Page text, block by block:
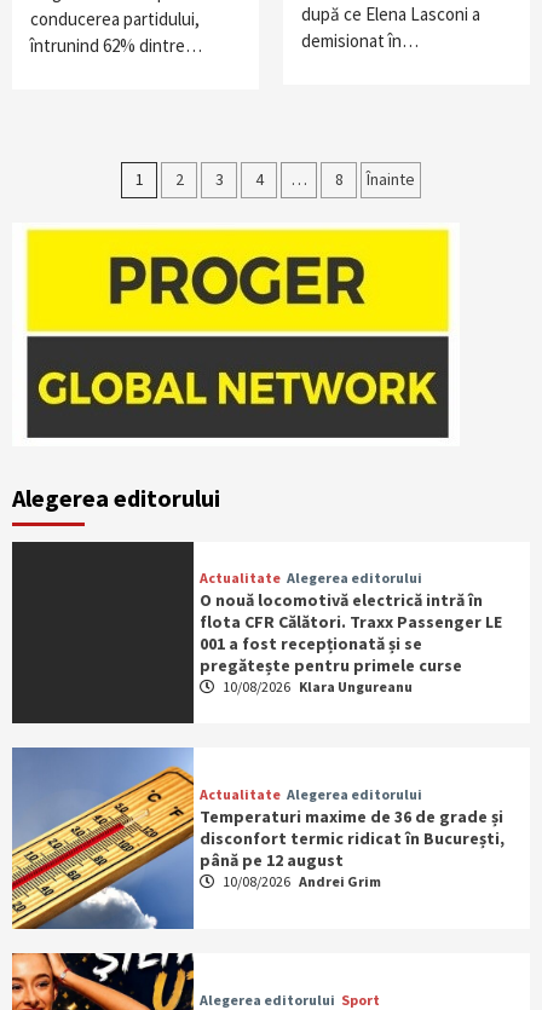
conducerea partidului,
întrunind 62% dintre…
după ce Elena Lasconi a
demisionat în…
Paginație
articole
1 2 3 4 … 8 Înainte
Alegerea editorului
Actualitate Alegerea editorului
O nouă locomotivă electrică intră în
flota CFR Călători. Traxx Passenger LE
001 a fost recepționată și se
pregătește pentru primele curse
10/08/2026 Klara Ungureanu
Actualitate Alegerea editorului
Temperaturi maxime de 36 de grade și
disconfort termic ridicat în București,
până pe 12 august
10/08/2026 Andrei Grim
Alegerea editorului Sport